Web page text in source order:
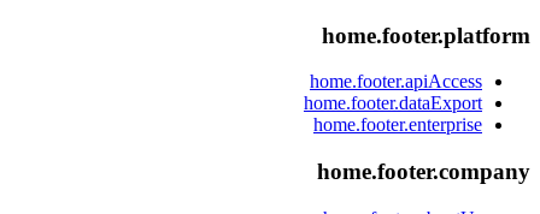
home.footer.platform
home.footer.apiAccess
home.footer.dataExport
home.footer.enterprise
home.footer.company